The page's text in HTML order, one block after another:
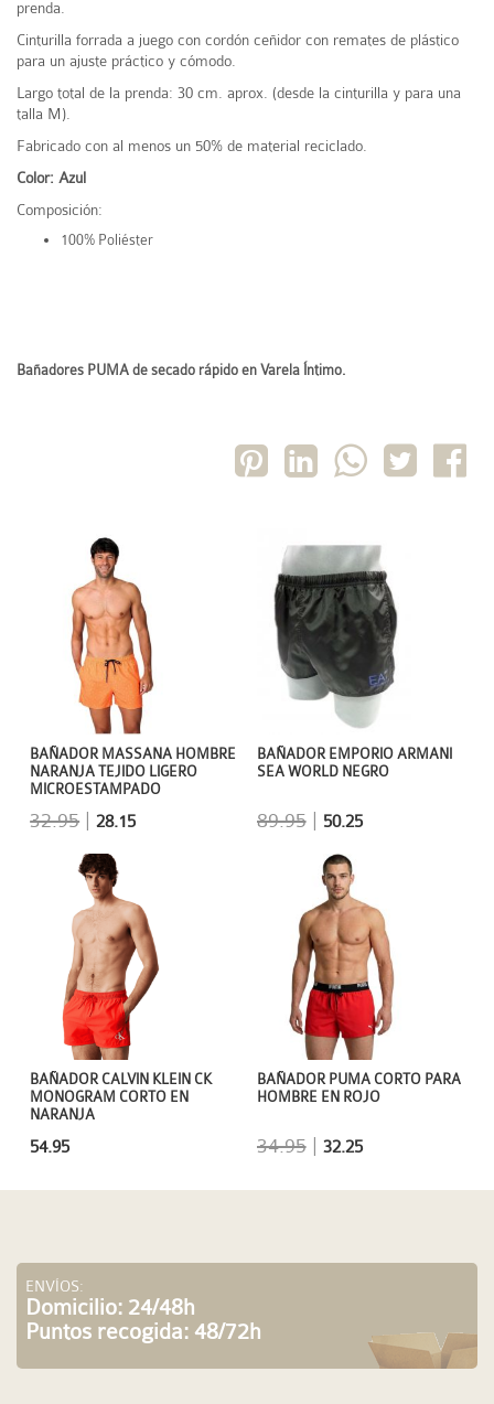
prenda.
Cinturilla forrada a juego con cordón ceñidor con remates de plástico
para un ajuste práctico y cómodo.
Largo total de la prenda: 30 cm. aprox. (desde la cinturilla y para una
talla M).
Fabricado con al menos un 50% de material reciclado.
Color: Azul
Composición:
100% Poliéster
Bañadores PUMA de secado rápido en Varela Íntimo.
BAÑADOR EMPORIO ARMANI
SEA WORLD NEGRO
89.95| 50.25
BAÑADOR MASSANA HOMBRE
NARANJA TEJIDO LIGERO
MICROESTAMPADO
32.95 |28.15
BAÑADOR PUMA CORTO PARA
HOMBRE EN ROJO
34.95| 32.25
BAÑADOR CALVIN KLEIN CK
MONOGRAM CORTO EN
NARANJA
54.95
ENVÍOS:
Domicilio: 24/48h
Puntos recogida: 48/72h